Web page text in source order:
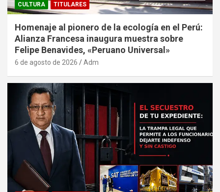
CULTURA TITULARES
Homenaje al pionero de la ecología en el Perú:
Alianza Francesa inaugura muestra sobre
Felipe Benavides, «Peruano Universal»
6 de agosto de 2026 Adm